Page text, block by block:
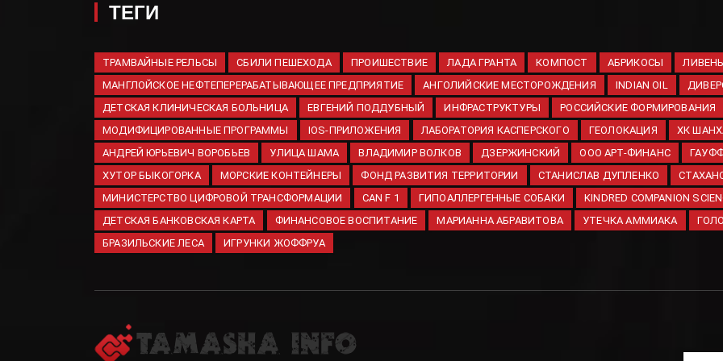
ТЕГИ
ТРАМВАЙНЫЕ РЕЛЬСЫ СБИЛИ ПЕШЕХОДА ПРОИШЕСТВИЕ ЛАДА ГРАНТА КОМПОСТ АБРИКОСЫ
ЛИВЕНЬ
МАНГЛОЙСКОЕ НЕФТЕПЕРЕРАБАТЫВАЮЩЕЕ ПРЕДПРИЯТИЕ
АНГОЛИЙСКИЕ МЕСТОРОЖДЕНИЯ INDIAN OIL
ДЕТСКАЯ КЛИНИЧЕСКАЯ БОЛЬНИЦА
ЕВГЕНИЙ ПОДДУБНЫЙ ИНФРАСТРУКТУРЫ РОССИЙСКИЕ ФОРМИРОВАНИЯ
МОДИФИЦИРОВАННЫЕ ПРОГРАММЫ
IOS-ПРИЛОЖЕНИЯ ЛАБОРАТОРИЯ КАСПЕРСКОГО ГЕОЛОКАЦИЯ
ХК
АНДРЕЙ ЮРЬЕВИЧ ВОРОБЬЕВ
УЛИЦА ШАМА ВЛАДИМИР ВОЛКОВ ДЗЕРЖИНСКИЙ ООО АРТ-ФИНАНС
ХУТОР БЫКОГОРКА
МОРСКИЕ КОНТЕЙНЕРЫ ФОНД РАЗВИТИЯ ТЕРРИТОРИИ СТАНИСЛАВ ДУПЛЕНКО
МИНИСТЕРСТВО ЦИФРОВОЙ ТРАНСФОРМАЦИИ
CAN F 1 ГИПОАЛЛЕРГЕННЫЕ СОБАКИ KINDRED COMPANION
ДЕТСКАЯ БАНКОВСКАЯ КАРТА
ФИНАНСОВОЕ ВОСПИТАНИЕ МАРИАННА АБРАВИТОВА УТЕЧКА АММИАКА
БРАЗИЛЬСКИЕ ЛЕСА
ИГРУНКИ ЖОФФРУА